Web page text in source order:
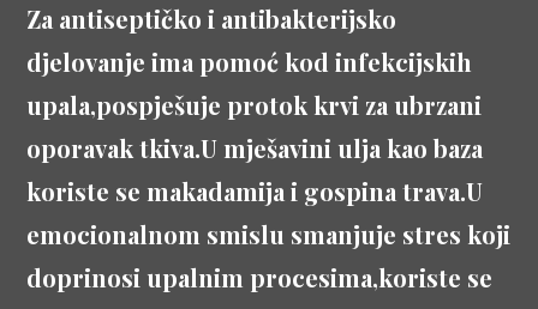
Za antiseptičko i antibakterijsko
djelovanje ima pomoć kod infekcijskih
upala,pospješuje protok krvi za ubrzani
oporavak tkiva.U mješavini ulja kao baza
koriste se makadamija i gospina trava.U
emocionalnom smislu smanjuje stres koji
doprinosi upalnim procesima,koriste se